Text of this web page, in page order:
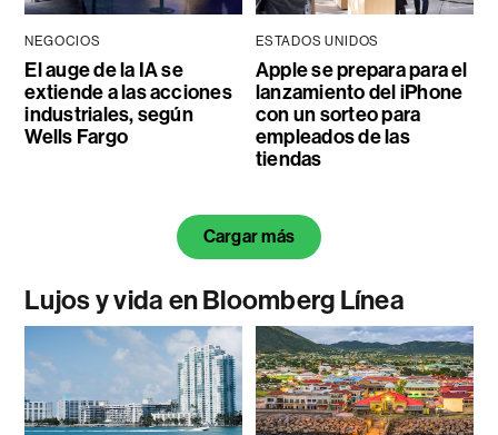
NEGOCIOS
El auge de la IA se
extiende a las acciones
industriales, según
Wells Fargo
ESTADOS UNIDOS
Apple se prepara para el
lanzamiento del iPhone
con un sorteo para
empleados de las
tiendas
Cargar más
Lujos y vida en Bloomberg Línea